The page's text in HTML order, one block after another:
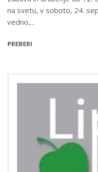
na svetu, v soboto, 24.
vedno,...
PREBERI